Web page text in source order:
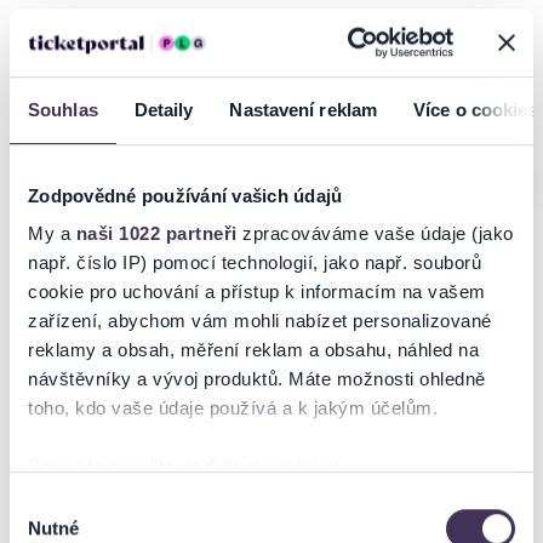
Souhlas Detaily Nastavení reklam Více o cookies
Zodpovědné používání vašich údajů
My a naši 1022 partneři zpracováváme vaše údaje (jako
např. číslo IP) pomocí technologií, jako např. souborů
cookie pro uchování a přístup k informacím na vašem
zařízení, abychom vám mohli nabízet personalizované
reklamy a obsah, měření reklam a obsahu, náhled na
návštěvníky a vývoj produktů. Máte možnosti ohledně
toho, kdo vaše údaje používá a k jakým účelům.
které mohou být přesné na několik metrů
souhlasu
Nutné
Radhoštěm, Znojmo, Praha,
Steel Rave Ostrava 2026
18.09.2026
Ostrava
Davis Cup Qualifiers
18–19.09.2026
Praha